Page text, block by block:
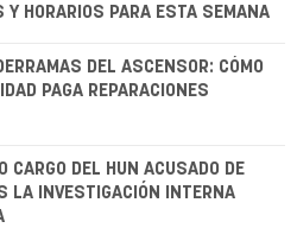
Y HORARIOS PARA ESTA SEMANA
DEL ASCENSOR: CÓMO
PAGA REPARACIONES
CARGO DEL HUN ACUSADO DE
LA INVESTIGACIÓN INTERNA